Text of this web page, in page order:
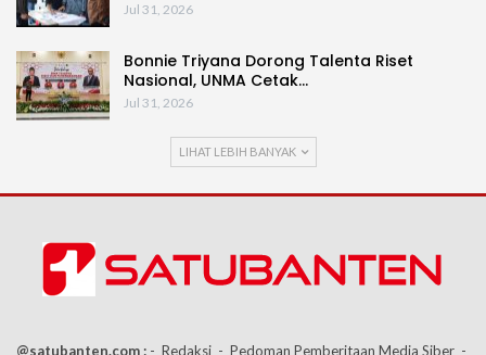
Jul 31, 2026
Bonnie Triyana Dorong Talenta Riset
Nasional, UNMA Cetak…
Jul 31, 2026
LIHAT LEBIH BANYAK
@satubanten.com : - Redaksi - Pedoman Pemberitaan Media Siber -